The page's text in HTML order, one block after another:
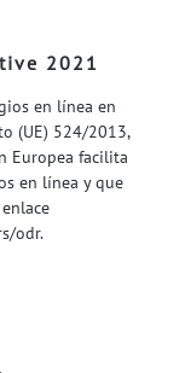
2021
en línea en
(UE) 524/2013,
Europea facilita
en línea y que
odr.